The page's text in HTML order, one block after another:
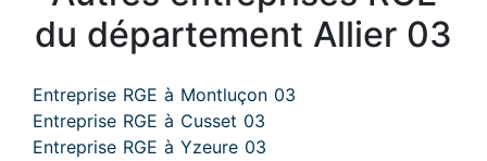
du département Allier 03
Entreprise RGE à Montluçon 03
Entreprise RGE à Cusset 03
Entreprise RGE à Yzeure 03